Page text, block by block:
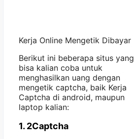
Kerja Online Mengetik Dibayar
Berikut ini beberapa situs yang
bisa kalian coba untuk
menghasilkan uang dengan
mengetik captcha, baik Kerja
Captcha di android, maupun
laptop kalian:
1. 2Captcha